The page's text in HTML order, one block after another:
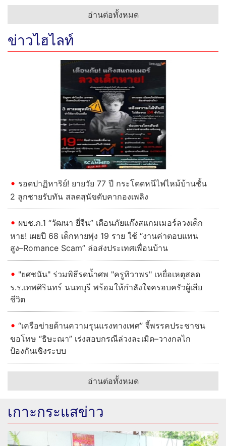
อ่านต่อทั้งหมด
ข่าวไฮไลท์
รอดปาฏิหาริย์! ยายวัย 77 ปี กระโดดหนีไฟไหม้บ้านชั้น
2 ลูกชายรับทัน สลดสุนัขดับคากองเพลิง
ผบช.ภ.1 “วัฒนา ยี่จีน” เตือนภัยแก๊งสแกมเมอร์ลวงเด็ก
หาย! เผยปี 68 เด็กหายพุ่ง 19 ราย ใช้ “งานค่าตอบแทน
สูง–Romance Scam” ล่อส่งประเทศเพื่อนบ้าน
"ยศชนัน" ร่วมพิธีรดน้ำศพ "ครูทิวาพร" เหยื่อเหตุสลด
ร.ร.เทพศิรินทร์ นนทบุรี พร้อมให้กำลังใจครอบครัวผู้เสีย
ชีวิต
“เครือข่ายต้านความรุนแรงทางเพศ” จี้พรรคประชาชน
ขอโทษ “ธิษะณา” เร่งสอบกรณีล่วงละเมิด–วางกลไก
ป้องกันเชิงระบบ
อ่านต่อทั้งหมด
เกาะกระแสข่าว